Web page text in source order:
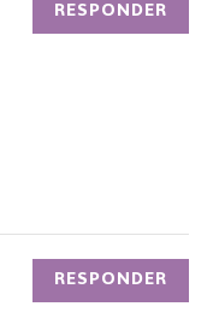
RESPONDER
RESPONDER